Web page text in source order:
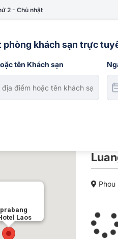
2 - Chủ nhật
phòng khách sạn trực
tên Khách sạn
Laos